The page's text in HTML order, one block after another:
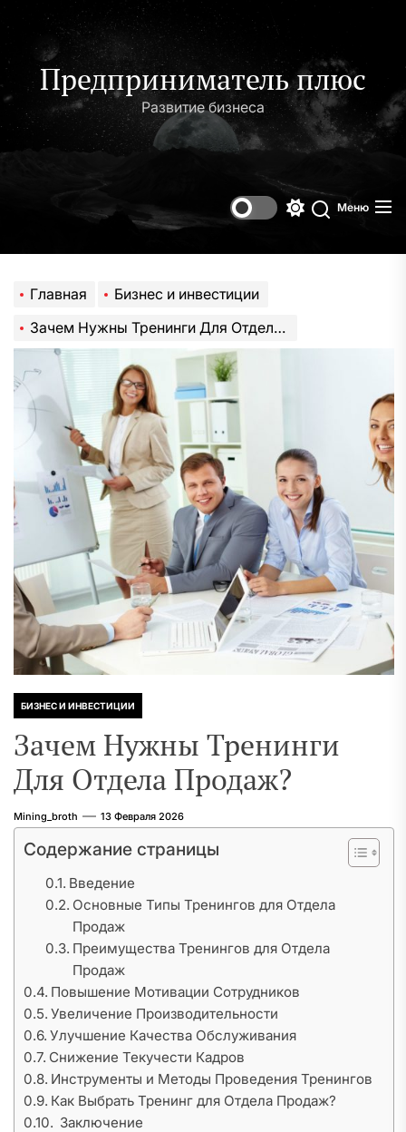
содержимому
Предприниматель плюс
Развитие бизнеса
Поиск
Меню
Главная
Бизнес и инвестиции
Зачем Нужны Тренинги Для Отдела Продаж?
БИЗНЕС И ИНВЕСТИЦИИ
Зачем Нужны Тренинги
Для Отдела Продаж?
Mining_broth 13 Февраля 2026
Содержание страницы
Введение
Основные Типы Тренингов для Отдела
Продаж
Преимущества Тренингов для Отдела
Продаж
Повышение Мотивации Сотрудников
Увеличение Производительности
Улучшение Качества Обслуживания
Снижение Текучести Кадров
Инструменты и Методы Проведения Тренингов
Как Выбрать Тренинг для Отдела Продаж?
Заключение